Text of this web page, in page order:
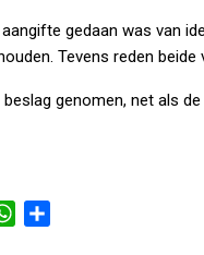
gedaan was van
Tevens reden
genomen, net als
W